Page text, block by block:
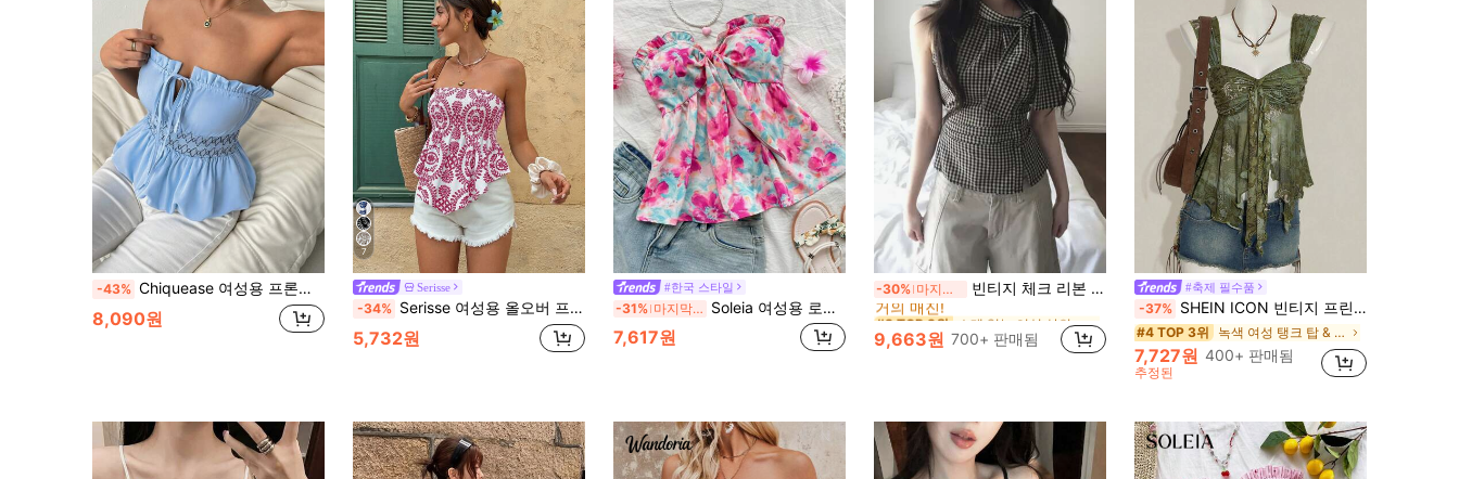
-43% Chiquease 여성용 프론트 미들 타이 프린트 케이블 니트 스웨터, 더블 레이어 밑단 디자인
8,090원
7
Serisse
-34% Serisse 여성용 올오버 프린트 비대칭 밑단 반도 탑
5,732원
#한국 스타일
-31% 마지막 3일 Soleia 여성용 로맨틱 플로럴 유화 프린트 크롭 튜브 탑, 러플, 리본 타이 프론트, 프릴 헴 디테일, 휴가, 달콤한 튜브 탑, 발렌타인 데이 데이트, 크리스마스 여성복, 파티 여성 탑, 해변 휴가, 새해 탑, 파티 여성, 카와이이 의류
7,617원
-30% 마지막 3일 빈티지 체크 리본 타이 허리 셔링 플리츠 디자인 슬림핏 민소매 탱크탑 우아한 여름 휴가용 블랙 탑
#3 TOP 3위 소매 없는 여성 상의
거의 매진!
#3 TOP 3위
거의 매진!
#3 TOP 3위
거의 매진!
#3 TOP 3위 소매 없는 여성 상의
9,663원 700+ 판매됨
#축제 필수품
-37% SHEIN ICON 빈티지 프린트 비대칭 밑단 메쉬 트림 여성 탱크 탑
#4 TOP 3위 녹색 여성 탱크 탑 & 카미스
7,727원 400+ 판매됨
추정된